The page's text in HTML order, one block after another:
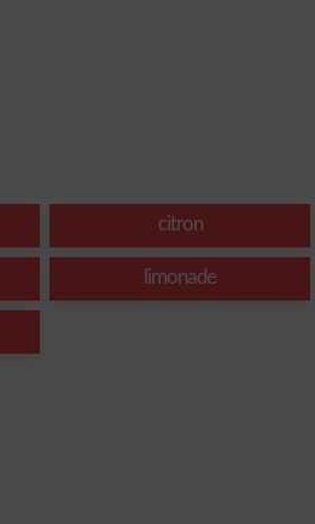
citron
limonade